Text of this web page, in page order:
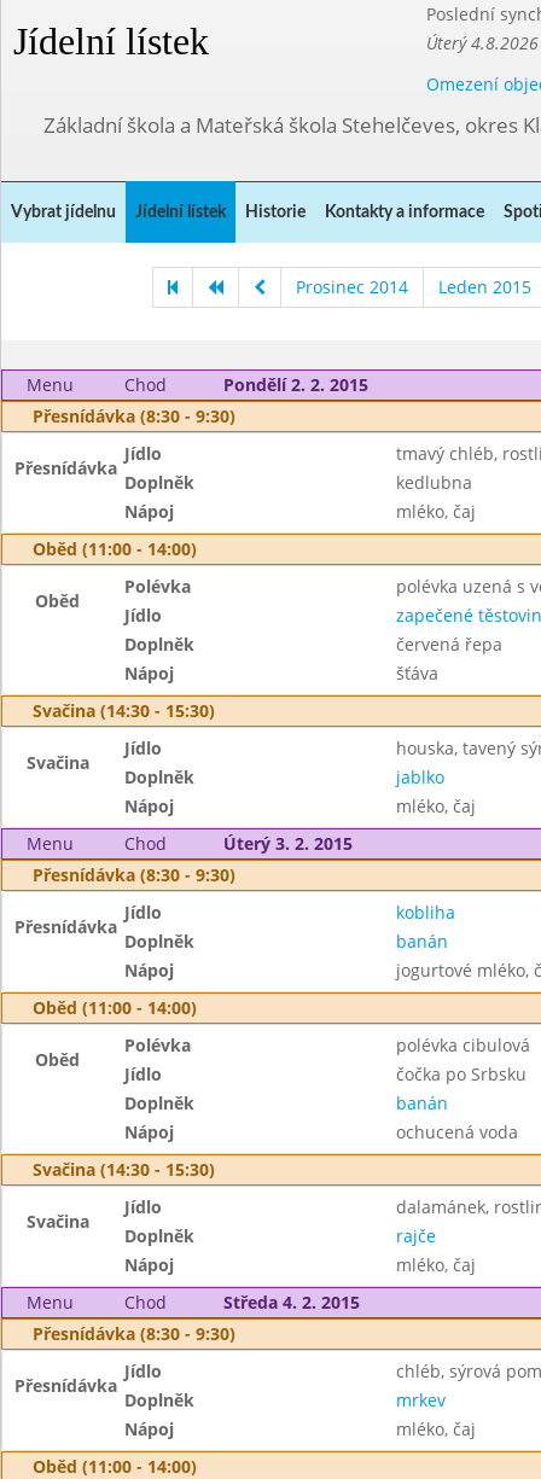
Jídelní lístek
Poslední
Úterý
Omezení
Základní škola a Mateřská škola Stehelčeves, okres
Vybrat jídelnu Jídelní lístek Historie Kontakty a informace
Prosinec 2014 Leden 2015
Menu Chod
Pondělí 2. 2. 2015
Přesnídávka (8:30 - 9:30)
Přesnídávka
Jídlo
tmavý chléb,
Doplněk
kedlubna
Nápoj
mléko, čaj
Oběd (11:00 - 14:00)
Oběd
Polévka
polévka uzená s
Jídlo
zapečené
Doplněk
červená řepa
Nápoj
šťáva
Svačina (14:30 - 15:30)
Svačina
Jídlo
houska, tavený
Doplněk
jablko
Nápoj
mléko, čaj
Menu
Chod
Úterý 3. 2. 2015
Přesnídávka (8:30 - 9:30)
Přesnídávka
Jídlo
kobliha
Doplněk
banán
Nápoj
jogurtové mléko,
Oběd (11:00 - 14:00)
Oběd
Polévka
polévka cibulová
Jídlo
čočka po Srbsku
Doplněk
banán
Nápoj
ochucená voda
Svačina (14:30 - 15:30)
Svačina
Jídlo
dalamánek,
Doplněk
rajče
Nápoj
mléko, čaj
Menu
Chod
Středa 4. 2. 2015
Přesnídávka (8:30 - 9:30)
Přesnídávka
Jídlo
chléb, sýrová
Doplněk
mrkev
Nápoj
mléko, čaj
Oběd (11:00 - 14:00)